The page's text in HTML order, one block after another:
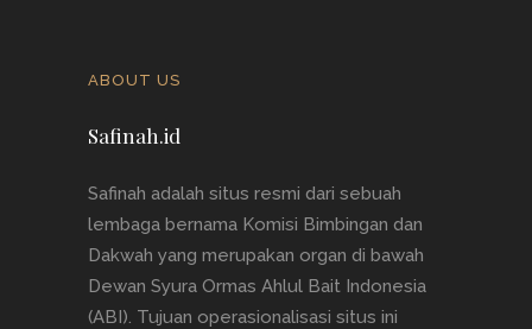
ABOUT US
Safinah.id
Safinah adalah situs resmi dari sebuah
lembaga bernama Komisi Bimbingan dan
Dakwah yang merupakan organ di bawah
Dewan Syura Ormas Ahlul Bait Indonesia
(ABI). Tujuan operasionalisasi situs ini